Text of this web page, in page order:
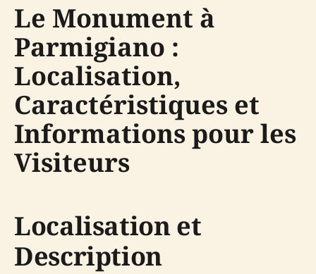
Le Monument à
Parmigiano :
Localisation,
Caractéristiques et
Informations pour les
Visiteurs
Localisation et
Description